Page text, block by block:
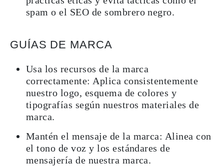
spam o el SEO de sombrero negro.
GUÍAS DE MARCA
Usa los recursos de la marca
correctamente: Aplica consistentemente
nuestro logo, esquema de colores y
tipografías según nuestros materiales de
marca.
Mantén el mensaje de la marca: Alinea con
el tono de voz y los estándares de
mensajería de nuestra marca.